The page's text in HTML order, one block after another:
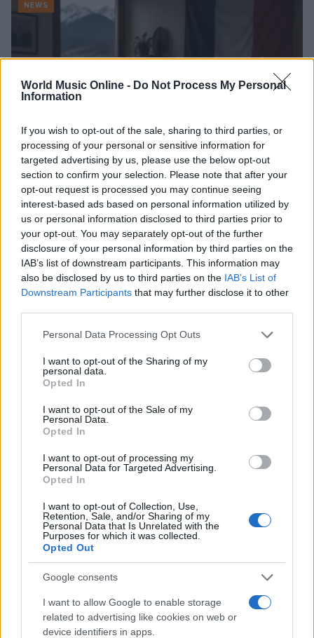
World Music Online - Do Not Process My Personal
Information
If you wish to opt-out of the sale, sharing to third parties, or
processing of your personal or sensitive information for
targeted advertising by us, please use the below opt-out
section to confirm your selection. Please note that after your
opt-out request is processed you may continue seeing
interest-based ads based on personal information utilized by
us or personal information disclosed to third parties prior to
your opt-out. You may separately opt-out of the further
disclosure of your personal information by third parties on the
IAB’s list of downstream participants. This information may
also be disclosed by us to third parties on the IAB’s List of
Downstream Participants that may further disclose it to other
Please note that this website/app uses one or more Google
not limited to your visit or usage behaviour. You may click to
grant or deny consent to Google and its third-party tags to
use your data for below specified purposes in below Google
consent section.
Personal Data Processing Opt Outs
I want to opt-out of the Sharing of my
personal data.
Opted In
I want to opt-out of the Sale of my
Personal Data.
Opted In
I want to opt-out of processing my
Personal Data for Targeted Advertising.
Opted In
I want to opt-out of Collection, Use,
Retention, Sale, and/or Sharing of my
Personal Data that Is Unrelated with the
Purposes for which it was collected.
Opted Out
Google consents
I want to allow Google to enable storage
related to advertising like cookies on web or
device identifiers in apps.
NEWS
Valle d’Aosta: polemiche tra sindacato e istituzioni per
le supplenze scolastiche
Edoardo Marchesi · 5 Ago 2026
NEWS
Streaming vs vinile: differenze tra mastering,
dinamica e ritualità
Letizia Fontana · 5 Ago 2026
NEWS